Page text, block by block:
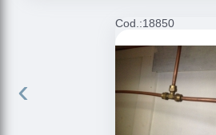
Cod.:18850
‹